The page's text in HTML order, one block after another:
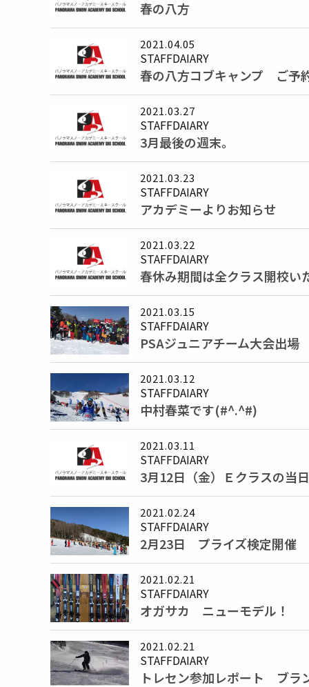
春の八方
2021.04.05
STAFFDAIARY
春の八方コブキャンプ ご予
2021.03.27
STAFFDAIARY
3月最後の週末。
2021.03.23
STAFFDAIARY
アカデミーよりお知らせ
2021.03.22
STAFFDAIARY
春休み期間は全クラス開校い
2021.03.15
STAFFDAIARY
PSAジュニアチーム大会出場
2021.03.12
STAFFDAIARY
中村春菜です(#^.^#)
2021.03.11
STAFFDAIARY
3月12日（金）Ｅクラスの当
2021.02.24
STAFFDAIARY
2月23日 プライズ検定開催
2021.02.21
STAFFDAIARY
オガサカ ニューモデル！
2021.02.21
STAFFDAIARY
トレセン参加レポート ブラ